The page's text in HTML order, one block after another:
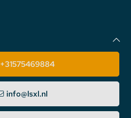
+31575469884
info@lsxl.nl